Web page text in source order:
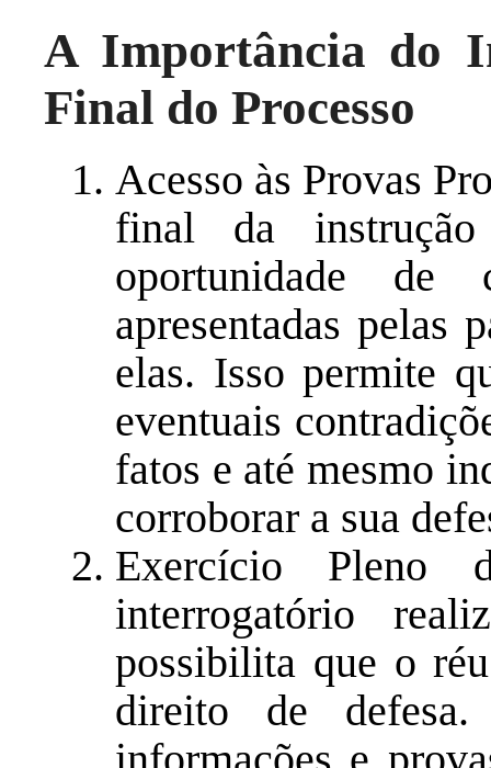
A Importância do
Final do Processo
Acesso às Provas
final da
oportunidade de
apresentadas pelas
elas. Isso permite
eventuais
fatos e até mesmo
corroborar a sua
Exercício
interrogatório
possibilita que o
direito de